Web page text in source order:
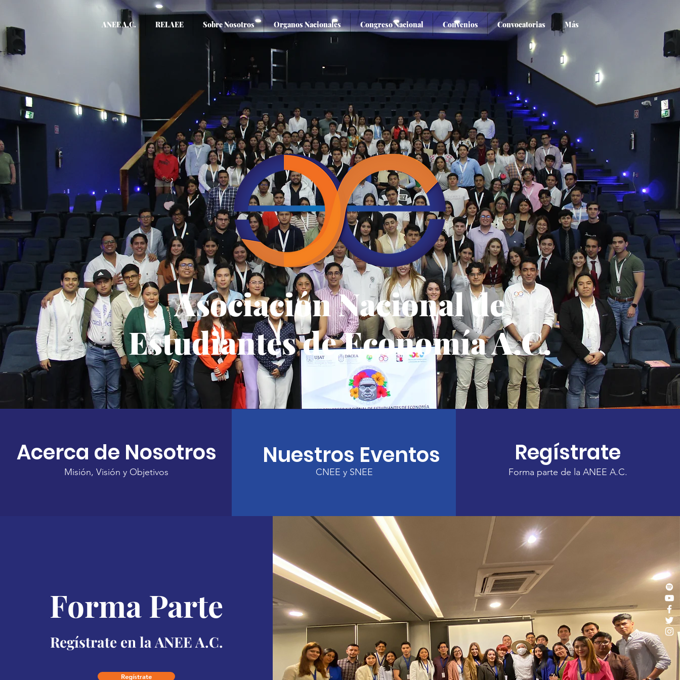
ANEE A.C. RELAEE Sobre Nosotros Organos Nacionales Congreso Nacional Convenios Convocatorias Más
Asociación Nacional de
Estudiantes de Economía A.C.
Acerca de Nosotros
Misión, Visión y Objetivos
Nuestros Eventos
CNEE y SNEE
Regístrate
Forma parte de la ANEE A.C.
Forma Parte
Regístrate en la ANEE A.C.
Regístrate